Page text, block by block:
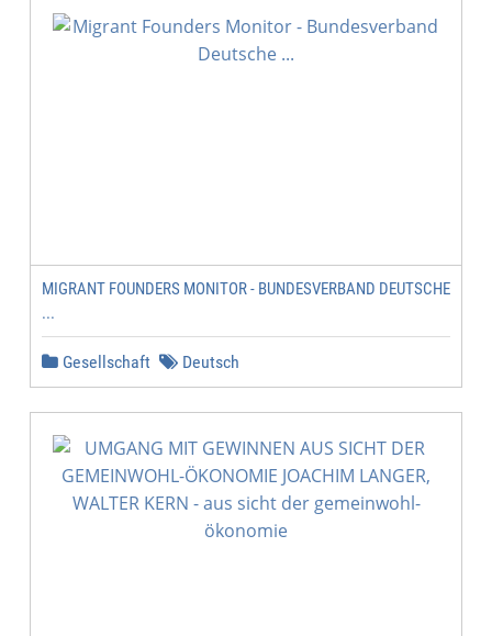
MIGRANT FOUNDERS MONITOR - BUNDESVERBAND DEUTSCHE
...
Gesellschaft Deutsch